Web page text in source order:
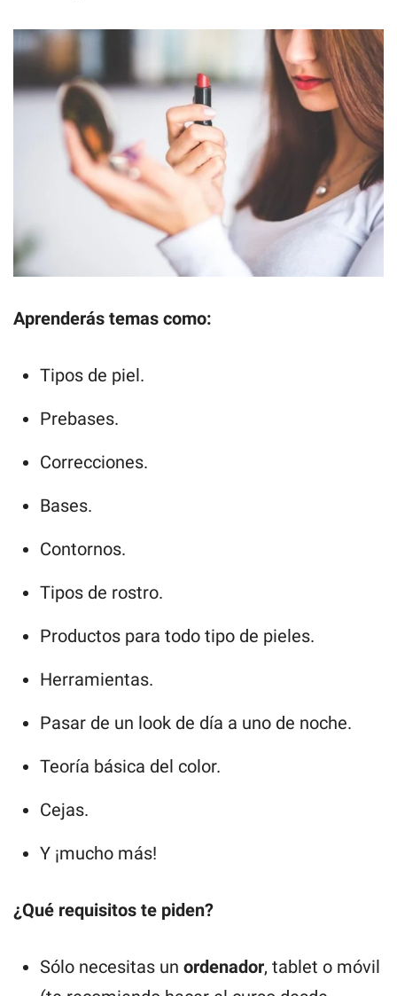
Aprenderás temas como:
Tipos de piel.
Prebases.
Correcciones.
Bases.
Contornos.
Tipos de rostro.
Productos para todo tipo de pieles.
Herramientas.
Pasar de un look de día a uno de noche.
Teoría básica del color.
Cejas.
Y ¡mucho más!
¿Qué requisitos te piden?
Sólo necesitas un ordenador, tablet o móvil